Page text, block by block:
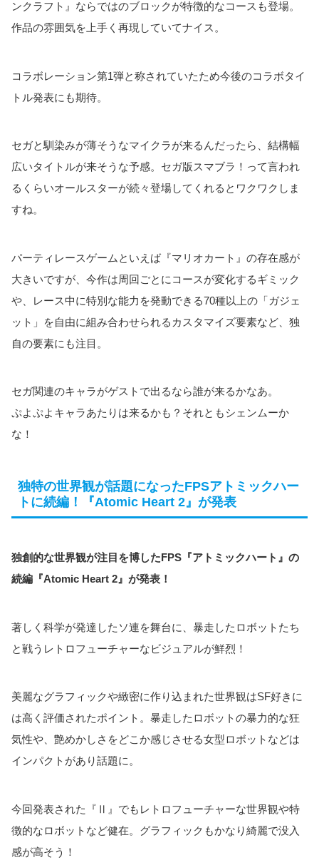
ンクラフト』ならではのブロックが特徴的なコースも登場。
作品の雰囲気を上手く再現していてナイス。
コラボレーション第1弾と称されていたため今後のコラボタイ
トル発表にも期待。
セガと馴染みが薄そうなマイクラが来るんだったら、結構幅
広いタイトルが来そうな予感。セガ版スマブラ！って言われ
るくらいオールスターが続々登場してくれるとワクワクしま
すね。
パーティレースゲームといえば『マリオカート』の存在感が
大きいですが、今作は周回ごとにコースが変化するギミック
や、レース中に特別な能力を発動できる70種以上の「ガジェ
ット」を自由に組み合わせられるカスタマイズ要素など、独
自の要素にも注目。
セガ関連のキャラがゲストで出るなら誰が来るかなあ。
ぷよぷよキャラあたりは来るかも？それともシェンムーか
な！
独特の世界観が話題になったFPSアトミックハー
トに続編！『Atomic Heart 2』が発表
独創的な世界観が注目を博したFPS『アトミックハート』の
続編『Atomic Heart 2』が発表！
著しく科学が発達したソ連を舞台に、暴走したロボットたち
と戦うレトロフューチャーなビジュアルが鮮烈！
美麗なグラフィックや緻密に作り込まれた世界観はSF好きに
は高く評価されたポイント。暴走したロボットの暴力的な狂
気性や、艶めかしさをどこか感じさせる女型ロボットなどは
インパクトがあり話題に。
今回発表された『Ⅱ』でもレトロフューチャーな世界観や特
徴的なロボットなど健在。グラフィックもかなり綺麗で没入
感が高そう！